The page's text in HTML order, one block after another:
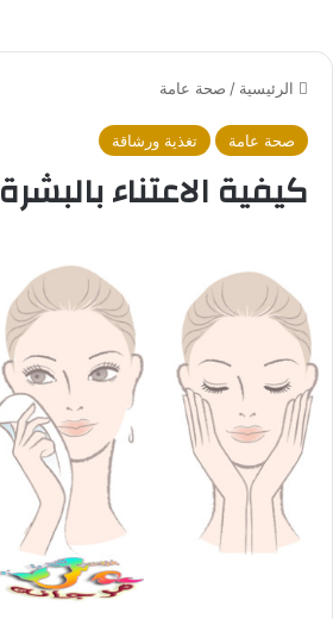
الرئيسية / صحة عامة
صحة عامة تغذية ورشاقة
كيفية الاعتناء بالبشرة